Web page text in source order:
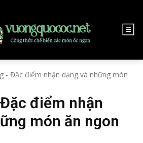
- Đặc điểm nhận dạng và những món
điểm nhận
món ăn ngon